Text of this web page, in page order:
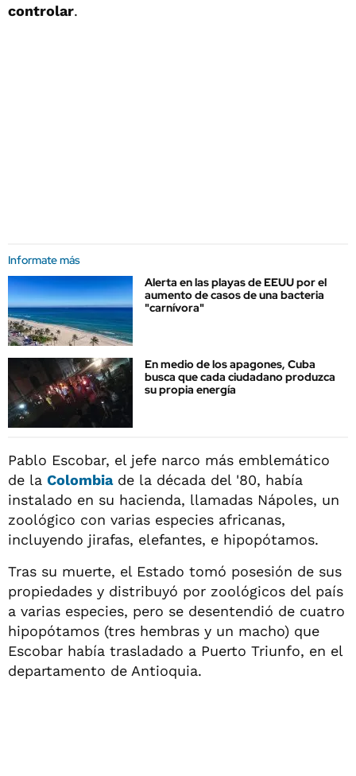
controlar.
Informate más
Alerta en las playas de EEUU por el
aumento de casos de una bacteria
"carnívora"
En medio de los apagones, Cuba
busca que cada ciudadano produzca
su propia energía
Pablo Escobar, el jefe narco más emblemático
de la Colombiade la década del '80, había
instalado en su hacienda, llamadas Nápoles, un
zoológico con varias especies africanas,
incluyendo jirafas, elefantes, e hipopótamos.
Tras su muerte, el Estado tomó posesión de sus
propiedades y distribuyó por zoológicos del país
a varias especies, pero se desentendió de cuatro
hipopótamos (tres hembras y un macho) que
Escobar había trasladado a Puerto Triunfo, en el
departamento de Antioquia.